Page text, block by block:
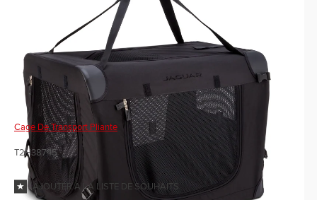
Cage De Transport Pliante
T2H38745
AJOUTER À LA LISTE DE SOUHAITS